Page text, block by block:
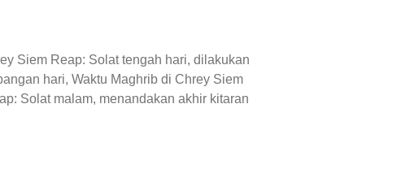
Siem Reap: Solat tengah hari, dilakukan
hari, Waktu Maghrib di Chrey Siem
Solat malam, menandakan akhir kitaran